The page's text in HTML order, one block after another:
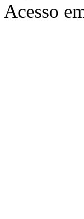
Acesso